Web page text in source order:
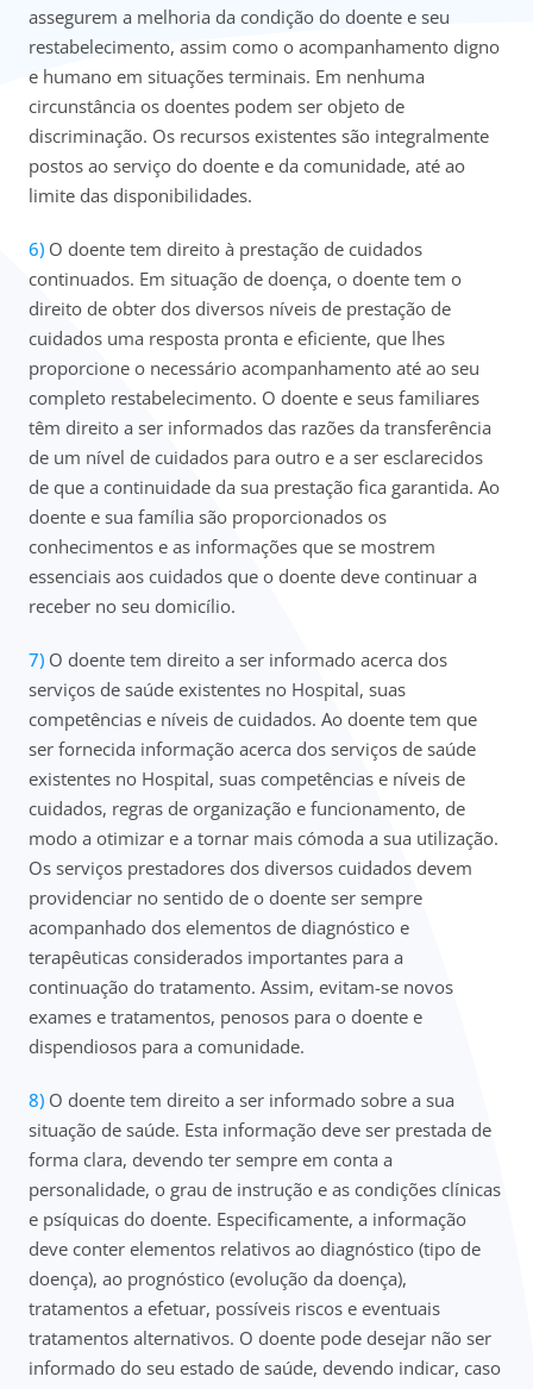
assegurem a melhoria da condição do doente e seu
restabelecimento, assim como o acompanhamento digno
e humano em situações terminais. Em nenhuma
circunstância os doentes podem ser objeto de
discriminação. Os recursos existentes são integralmente
postos ao serviço do doente e da comunidade, até ao
limite das disponibilidades.
O doente tem direito à prestação de cuidados
continuados. Em situação de doença, o doente tem o
direito de obter dos diversos níveis de prestação de
cuidados uma resposta pronta e eficiente, que lhes
proporcione o necessário acompanhamento até ao seu
completo restabelecimento. O doente e seus familiares
têm direito a ser informados das razões da transferência
de um nível de cuidados para outro e a ser esclarecidos
de que a continuidade da sua prestação fica garantida. Ao
doente e sua família são proporcionados os
conhecimentos e as informações que se mostrem
essenciais aos cuidados que o doente deve continuar a
receber no seu domicílio.
O doente tem direito a ser informado acerca dos
serviços de saúde existentes no Hospital, suas
competências e níveis de cuidados. Ao doente tem que
ser fornecida informação acerca dos serviços de saúde
existentes no Hospital, suas competências e níveis de
cuidados, regras de organização e funcionamento, de
modo a otimizar e a tornar mais cómoda a sua utilização.
Os serviços prestadores dos diversos cuidados devem
providenciar no sentido de o doente ser sempre
acompanhado dos elementos de diagnóstico e
terapêuticas considerados importantes para a
continuação do tratamento. Assim, evitam-se novos
exames e tratamentos, penosos para o doente e
dispendiosos para a comunidade.
O doente tem direito a ser informado sobre a sua
situação de saúde. Esta informação deve ser prestada de
forma clara, devendo ter sempre em conta a
personalidade, o grau de instrução e as condições clínicas
e psíquicas do doente. Especificamente, a informação
deve conter elementos relativos ao diagnóstico (tipo de
doença), ao prognóstico (evolução da doença),
tratamentos a efetuar, possíveis riscos e eventuais
tratamentos alternativos. O doente pode desejar não ser
informado do seu estado de saúde, devendo indicar, caso